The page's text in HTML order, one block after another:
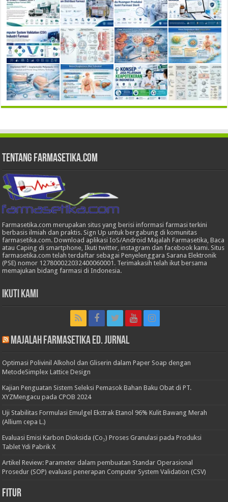
Tentang Farmasetika.com
Farmasetika.com merupakan situs yang berisi informasi farmasi terkini
berbasis ilmiah dan praktis. Sign Up untuk bergabung di komunitas
farmasetika.com. Download aplikasi IoS/Android Majalah Farmasetika, Baca
atau Caping di smartphone, Ikuti twitter, instagram dan facebook kami. Situs
farmasetika.com telah terdaftar sebagai Penyelenggara Sarana Elektronik
(PSE) nomor 127800022032400060001. Terimakasih telah ikut bersama
memajukan bidang farmasi di Indonesia.
Ikuti Kami
Majalah Farmasetika Ed. Jurnal
Optimasi Polivinil Alkohol dan Gliserin dalam Paper Soap dengan
MetodeSimplex Lattice Design
Kajian Penguatan Sistem Seleksi Pemasok Bahan Baku Obat di PT.
XYZMengacu pada CPOB 2024
Uji Stabilitas Formulasi Emulgel Ekstrak Etanol 96% Kulit Bawang Merah
(Allium cepa L.)
Evaluasi Emisi Karbon Dioksida (Co₂) Proses Granulasi pada Produksi
Tablet Ydi Pabrik X
Artikel Review: Parameter dalam pembuatan Standar Operasional
Prosedur (SOP) evaluasi penerapan Computer System Validation (CSV)
Fitur